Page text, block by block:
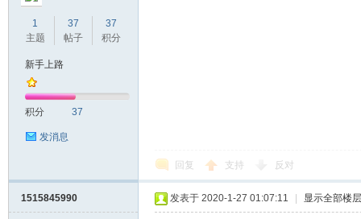
1
主题
37
帖子
37
积分
新手上路
积分 37
发消息
回复 支持 反对
1515845990 发表于 2020-1-27 01:07:11 显示全部楼层